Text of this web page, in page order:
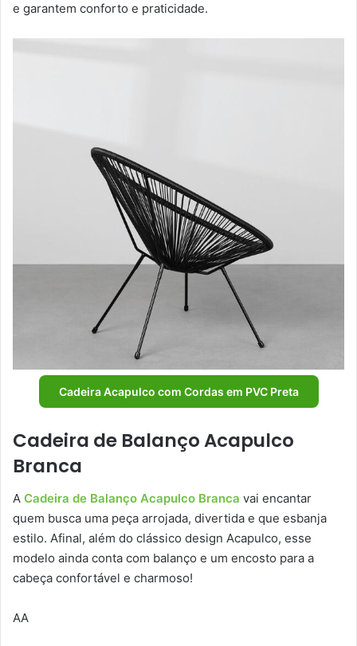
e garantem conforto e praticidade.
Cadeira Acapulco com Cordas em PVC Preta
Cadeira de Balanço Acapulco
Branca
A Cadeira de Balanço Acapulco Branca vai encantar
quem busca uma peça arrojada, divertida e que esbanja
estilo. Afinal, além do clássico design Acapulco, esse
modelo ainda conta com balanço e um encosto para a
cabeça confortável e charmoso!
AA